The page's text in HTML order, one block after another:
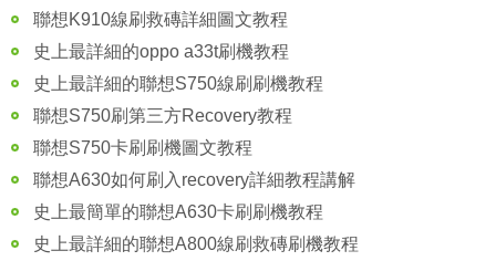
聯想K910線刷救磚詳細圖文教程
史上最詳細的oppo a33t刷機教程
史上最詳細的聯想S750線刷刷機教程
聯想S750刷第三方Recovery教程
聯想S750卡刷刷機圖文教程
聯想A630如何刷入recovery詳細教程講解
史上最簡單的聯想A630卡刷刷機教程
史上最詳細的聯想A800線刷救磚刷機教程